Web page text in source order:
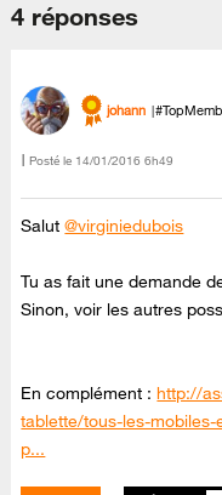
4 réponses
johann
Posté le ‎14/01/2016 6h49
Salut@virginiedubois
Tu as fait une demande
Sinon, voir les autres
En complément :http://
tablette/tous-les-
p...